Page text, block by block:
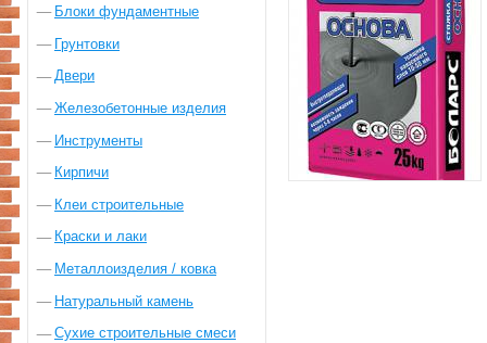
Блоки фундаментные
Грунтовки
Двери
Железобетонные изделия
Инструменты
Кирпичи
Клеи строительные
Краски и лаки
Металлоизделия / ковка
Натуральный камень
Сухие строительные смеси